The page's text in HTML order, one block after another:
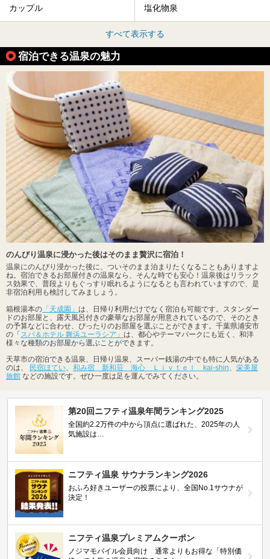
宇城市 阿蘇市
すべて表示する
天草市の人気テーマから探す
宿泊
露天風呂 冷え性
切り傷 サウナ
旅館 ホテル
カップル 塩化物泉
すべて表示する
宿泊できる温泉の魅力
のんびり温泉に浸かった後はそのまま贅沢に宿泊！
温泉にのんびり浸かった後に、ついそのまま泊まりたくなることもありますよ
ね。宿泊できるお部屋付きの温泉なら、そんな時でも安心！温泉後はリラック
ス効果で、普段よりもぐっすり眠れるようになるとも言われていますので、是
非宿泊利用も検討してみましょう。
箱根湯本の「天成園」は、日帰り利用だけでなく宿泊も可能です。スタンダー
ドのお部屋と、露天風呂付きの豪華なお部屋が用意されているので、そのとき
の予算などに合わせ、ぴったりのお部屋を選ぶことができます。千葉県浦安市
の「スパ＆ホテル 舞浜ユーラシア」
天草市の宿泊できる温泉、日帰り温泉、スーパー銭湯の中でも特に人気がある
のは、民宿ほてい
旅館などの施設です。ぜひ一度は足を運んでみてください。